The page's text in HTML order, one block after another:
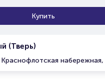
(Тверь)
набережная,
Купить